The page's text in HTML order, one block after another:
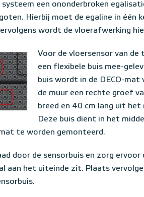
een ononderbroken
Hierbij moet de egaline in één
wordt de vloerafwerking
Voor de vloersensor van
een flexibele buis mee-
buis wordt in de DECO-
de muur een rechte groef
breed en 40 cm lang uit het
Deze buis dient in het
te worden gemonteerd.
door de sensorbuis en zorg
aan het uiteinde zit. Plaats